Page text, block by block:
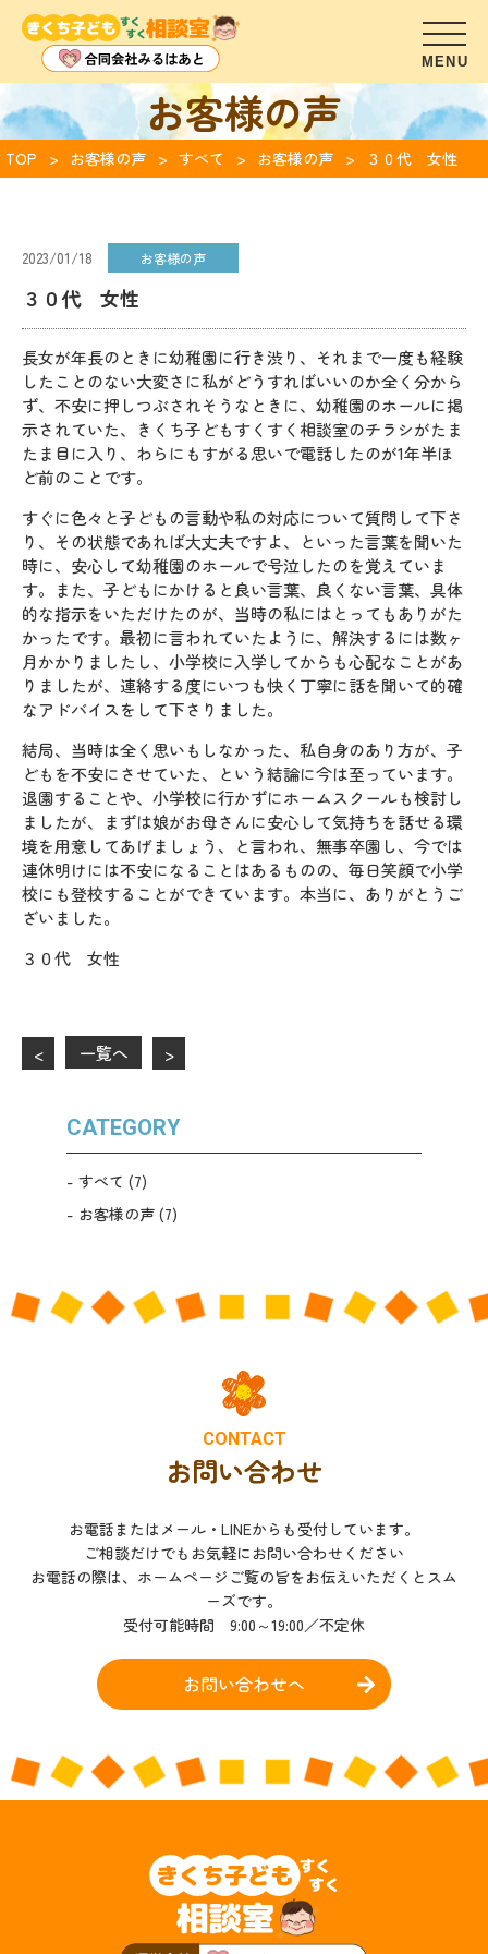
お客様の声
TOP お客様の声 すべて お客様の声 ３０代 女性
2023/01/18 お客様の声
３０代 女性
長女が年長のときに幼稚園に行き渋り、それまで一度も経験
したことのない大変さに私がどうすればいいのか全く分から
ず、不安に押しつぶされそうなときに、幼稚園のホールに掲
示されていた、きくち子どもすくすく相談室のチラシがたま
たま目に入り、わらにもすがる思いで電話したのが1年半ほ
ど前のことです。
すぐに色々と子どもの言動や私の対応について質問して下さ
り、その状態であれば大丈夫ですよ、といった言葉を聞いた
時に、安心して幼稚園のホールで号泣したのを覚えていま
す。また、子どもにかけると良い言葉、良くない言葉、具体
的な指示をいただけたのが、当時の私にはとってもありがた
かったです。最初に言われていたように、解決するには数ヶ
月かかりましたし、小学校に入学してからも心配なことがあ
りましたが、連絡する度にいつも快く丁寧に話を聞いて的確
なアドバイスをして下さりました。
結局、当時は全く思いもしなかった、私自身のあり方が、子
どもを不安にさせていた、という結論に今は至っています。
退園することや、小学校に行かずにホームスクールも検討し
ましたが、まずは娘がお母さんに安心して気持ちを話せる環
境を用意してあげましょう、と言われ、無事卒園し、今では
連休明けには不安になることはあるものの、毎日笑顔で小学
校にも登校することができています。本当に、ありがとうご
ざいました。
３０代 女性
< 一覧へ >
CATEGORY
すべて (7)
お客様の声(7)
CONTACT
お問い合わせ
お電話またはメール・LINEからも受付しています。
ご相談だけでもお気軽にお問い合わせください
お電話の際は、ホームページご覧の旨をお伝えいただくとスム
ーズです。
受付可能時間 9:00～19:00／不定休
お問い合わせへ